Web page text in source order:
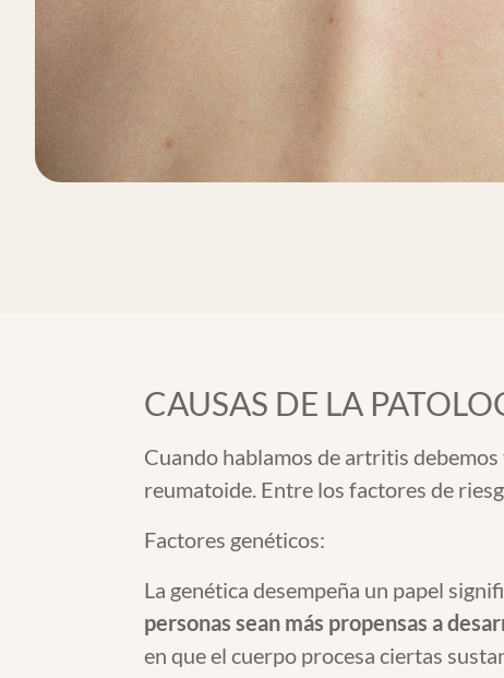
CAUSAS DE LA
Cuando hablamos de artritis
reumatoide. Entre los factores de
Factores genéticos:
La genética desempeña un papel
personas sean más propensas a
en que el cuerpo procesa ciertas